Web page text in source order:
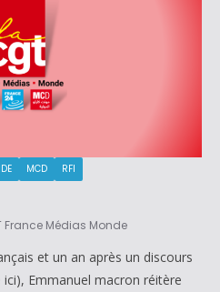
MCD
RFI
France Médias Monde
et un an après un discours
Emmanuel macron réitère